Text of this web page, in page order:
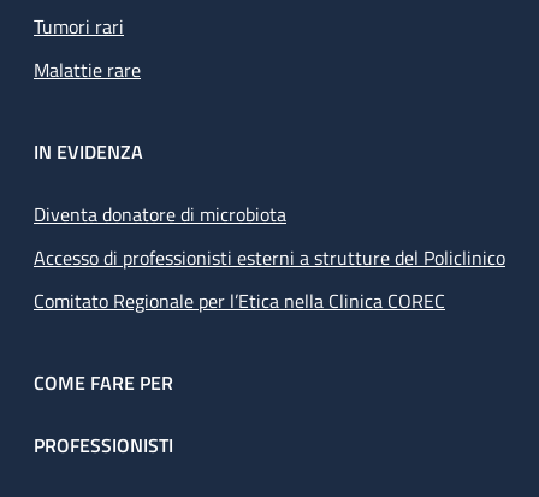
Tumori rari
Malattie rare
IN EVIDENZA
Diventa donatore di microbiota
Accesso di professionisti esterni a strutture del Policlinico
Comitato Regionale per l’Etica nella Clinica COREC
COME FARE PER
PROFESSIONISTI